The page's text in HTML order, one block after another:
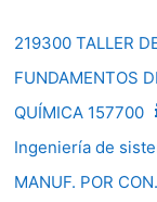
219300 TALLER
FUNDAMENTOS
QUÍMICA 157700
Ingeniería de
MANUF. POR